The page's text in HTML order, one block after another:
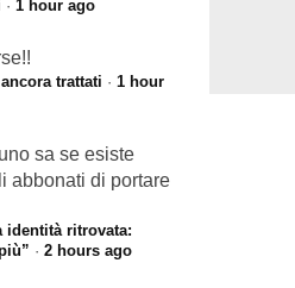
· 1 hour ago
trattati · 1 hour
sa se esiste
abbonati di portare
identità ritrovata:
· 2 hours ago